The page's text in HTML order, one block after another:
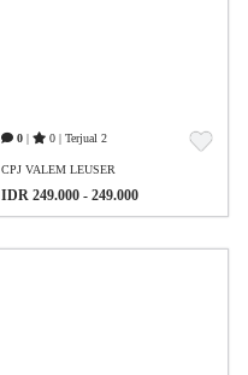
0 | 0 | Terjual 2
CPJ VALEM LEUSER
IDR 249.000 - 249.000